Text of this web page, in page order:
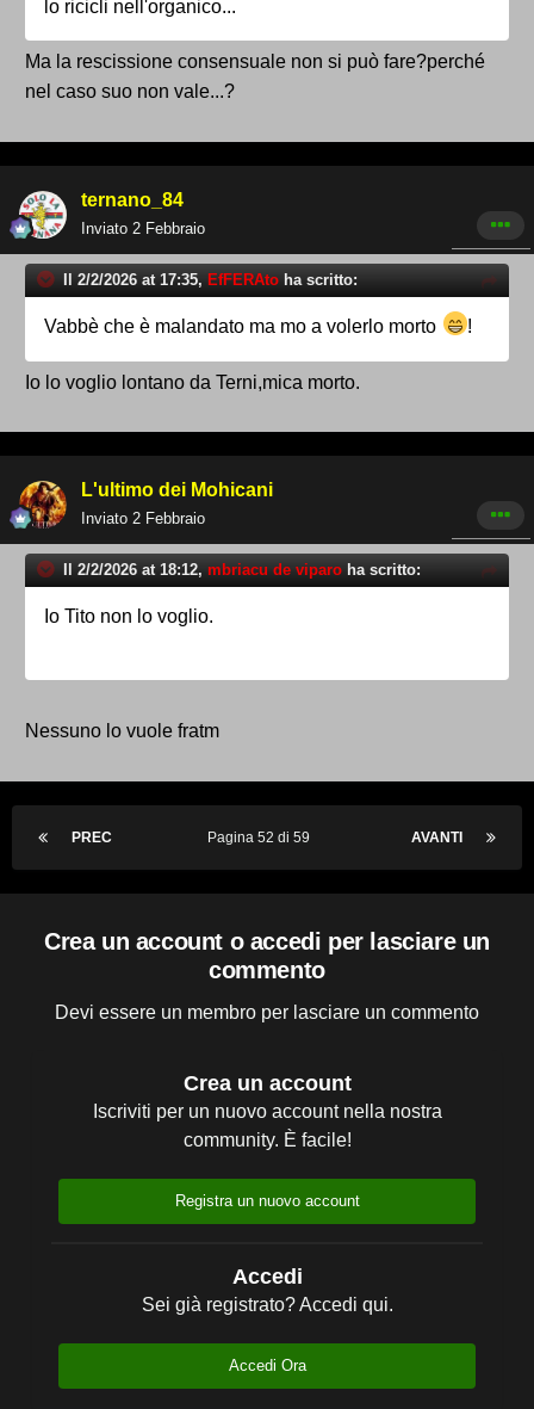
lo ricicli nell'organico...
Ma la rescissione consensuale non si può fare?perché
nel caso suo non vale...?
ternano_84
Inviato 2 Febbraio
Il 2/2/2026 at 17:35, EfFERAto ha scritto:
Vabbè che è malandato ma mo a volerlo morto !
Io lo voglio lontano da Terni,mica morto.
L'ultimo dei Mohicani
Inviato 2 Febbraio
Il 2/2/2026 at 18:12, mbriacu de viparo ha scritto:
Io Tito non lo voglio.
Nessuno lo vuole fratm
PREC AVANTI
Pagina 52 di 59
Crea un account o accedi per lasciare un
commento
Devi essere un membro per lasciare un commento
Crea un account
Iscriviti per un nuovo account nella nostra
community. È facile!
Registra un nuovo account
Accedi
Sei già registrato? Accedi qui.
Accedi Ora